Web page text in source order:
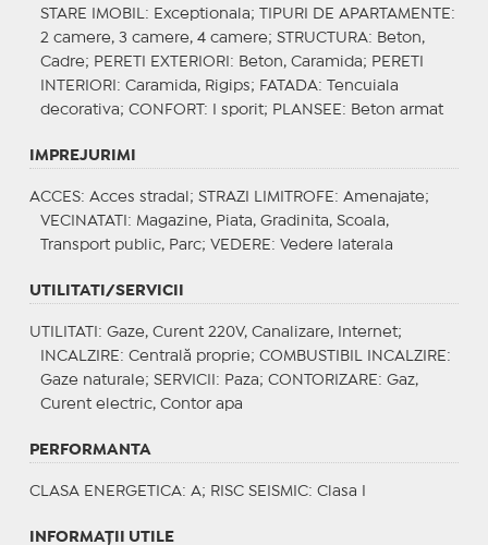
STARE IMOBIL : Exceptionala; TIPURI DE APARTAMENTE :
2 camere, 3 camere, 4 camere; STRUCTURA: Beton,
Cadre; PERETI EXTERIORI : Beton, Caramida; PERETI
INTERIORI : Caramida, Rigips; FATADA: Tencuiala
decorativa; CONFORT : I sporit; PLANSEE : Beton armat
IMPREJURIMI
ACCES: Acces stradal; STRAZI LIMITROFE : Amenajate;
VECINATATI : Magazine, Piata, Gradinita, Scoala,
Transport public, Parc; VEDERE : Vedere laterala
UTILITATI/SERVICII
UTILITATI : Gaze, Curent 220V, Canalizare, Internet;
INCALZIRE : Centrală proprie; COMBUSTIBIL INCALZIRE :
Gaze naturale; SERVICII : Paza; CONTORIZARE : Gaz,
Curent electric, Contor apa
PERFORMANTA
CLASA ENERGETICA: A; RISC SEISMIC: Clasa I
INFORMAŢII UTILE